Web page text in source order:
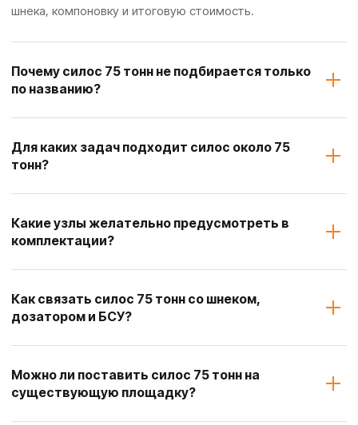
шнека, компоновку и итоговую стоимость.
Почему силос 75 тонн не подбирается только
по названию?
Для каких задач подходит силос около 75
тонн?
Какие узлы желательно предусмотреть в
комплектации?
Как связать силос 75 тонн со шнеком,
дозатором и БСУ?
Можно ли поставить силос 75 тонн на
существующую площадку?